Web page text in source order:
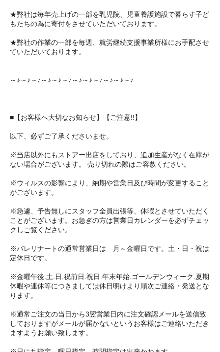
★弊社は毎年売上げの一部を乳児院、児童養護施設で暮らす子ど
もたちの為に寄付をさせていただいております。
★弊社の作業の一部を毎週、就労継続支援事業所様にお手配させ
ていただいております。
～♪～♪～♪～♪～♪～♪～♪～♪～♪～♪～♪～♪
■【お客様へ大切なお知らせ】【ご注意!!】
以下、必ずご了承くださいませ。
※当店以外にもストアー出店をしており、追加生産がなく在庫が
ない場合がございます。 売り切れの際はご容赦ください。
※ウィルスの影響により、納期や営業日及び時間が変更すること
がございます。
※急遽、予告無しにスタッフ全員出張等、休暇とさせていただく
ことがございます。お急ぎの方は営業日カレンダーを必ずチェッ
クしご覧ください。
※バレリナートの通常営業日は 月～金曜日です。土・日・祝は
定休日です。
※金曜午後.土.日.祝前日.祝日.年末年始.ゴールデンウィーク.夏期
休暇や連休等につきましては休日明けより順次ご連絡・発送とな
ります。
※通常ご注文の当日から3翌営業日内に注文確認メールを送信致
しておりますがメールが届かないというお客様はご連絡いただき
ますようお願い致します。